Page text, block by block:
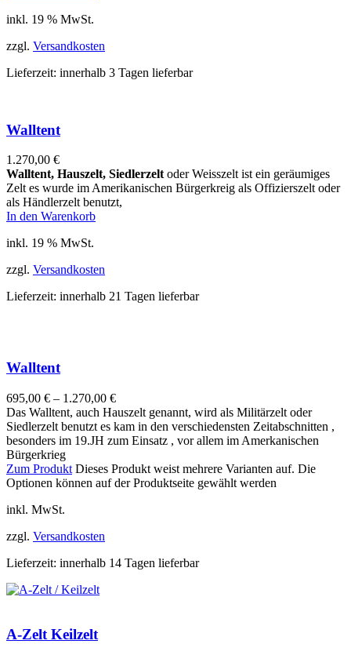
inkl. 19 % MwSt.
zzgl. Versandkosten
Lieferzeit: innerhalb 3 Tagen lieferbar
Walltent
1.270,00 €
Walltent, Hauszelt, Siedlerzeltoder Weisszelt ist ein geräumiges
Zelt es wurde im Amerikanischen Bürgerkreig als Offizierszelt oder
als Händlerzelt benutzt,
In den Warenkorb
inkl. 19 % MwSt.
zzgl. Versandkosten
Lieferzeit: innerhalb 21 Tagen lieferbar
Walltent
695,00 € – 1.270,00 €
Das Walltent, auch Hauszelt genannt, wird als Militärzelt oder
Siedlerzelt benutzt es kam in den verschiedensten Zeitabschnitten ,
besonders im 19.JH zum Einsatz , vor allem im Amerkanischen
Bürgerkrieg
Zum Produkt Dieses Produkt weist mehrere Varianten auf. Die
Optionen können auf der Produktseite gewählt werden
inkl. MwSt.
zzgl. Versandkosten
Lieferzeit: innerhalb 14 Tagen lieferbar
A-Zelt Keilzelt